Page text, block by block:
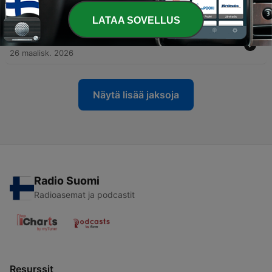
16 huhtik. 2026
36 - 36. Biisianalyysi-jakso, vol. 5
26 maalisk. 2026
Näytä lisää jaksoja
Radio Suomi
Radioasemat ja podcastit
Resurssit
LATAA SOVELLUS